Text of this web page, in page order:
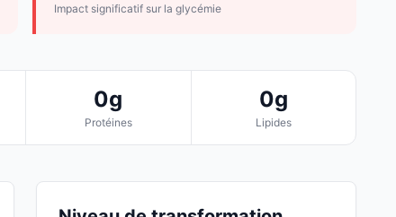
Impact significatif sur la glycémie
0g
Protéines
0g
Lipides